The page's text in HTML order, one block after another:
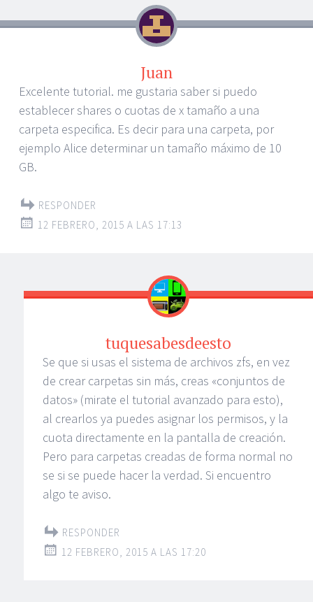
Juan
Excelente tutorial. me gustaria saber si puedo
establecer shares o cuotas de x tamaño a una
carpeta especifica. Es decir para una carpeta, por
ejemplo Alice determinar un tamaño máximo de 10
GB.
RESPONDER
12 FEBRERO, 2015 A LAS 17:13
tuquesabesdeesto
Se que si usas el sistema de archivos zfs, en vez
de crear carpetas sin más, creas «conjuntos de
datos» (mirate el tutorial avanzado para esto),
al crearlos ya puedes asignar los permisos, y la
cuota directamente en la pantalla de creación.
Pero para carpetas creadas de forma normal no
se si se puede hacer la verdad. Si encuentro
algo te aviso.
RESPONDER
12 FEBRERO, 2015 A LAS 17:20